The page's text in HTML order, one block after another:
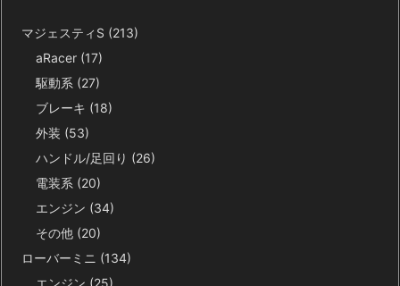
マジェスティS (213)
aRacer (17)
駆動系 (27)
ブレーキ (18)
外装 (53)
ハンドル/足回り (26)
電装系 (20)
エンジン (34)
その他 (20)
ローバーミニ (134)
エンジン (25)